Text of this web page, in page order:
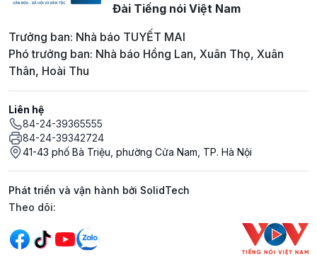
Đài Tiếng nói Việt Nam
Trưởng ban: Nhà báo TUYẾT MAI
Phó trưởng ban: Nhà báo Hồng Lan, Xuân Thọ, Xuân
Thân, Hoài Thu
Liên hệ
84-24-39365555
84-24-39342724
41-43 phố Bà Triệu, phường Cửa Nam, TP. Hà Nội
Phát triển và vận hành bởi SolidTech
Mạng xã hội
Theo dõi: